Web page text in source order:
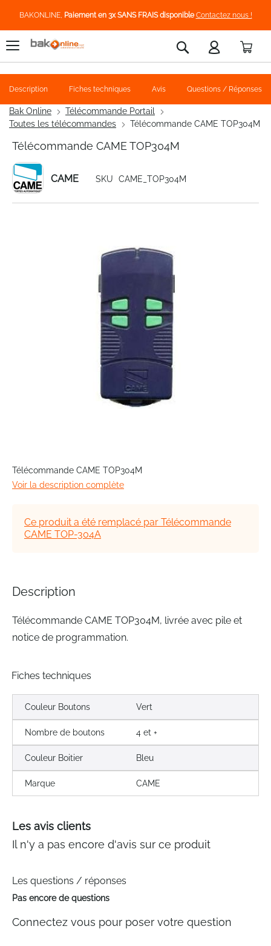
BAKONLINE, Paiement en 3x SANS FRAIS disponible Contactez nous !
Rechercher
Bak Online
Télécommande Portail
Toutes les télécommandes
Télécommande CAME TOP304M
Télécommande CAME TOP304M
CAME SKU CAME_TOP304M
to
the
beginning
images
gallery
Télécommande CAME TOP304M
Voir la description complète
Ce produit a été remplacé par Télécommande
CAME TOP-304A
Description Fiches techniques Avis Questions / Réponses
Description
Télécommande CAME TOP304M, livrée avec pile et
notice de programmation.
Fiches techniques
Couleur Boutons Vert
Nombre de boutons 4 et +
Couleur Boitier Bleu
Marque CAME
Les avis clients
Il n'y a pas encore d'avis sur ce produit
Les questions / réponses
Pas encore de questions
Connectez vous pour poser votre question